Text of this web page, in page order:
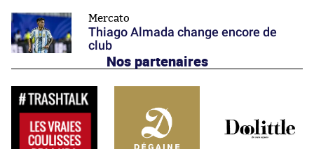
Mercato
Thiago Almada change encore de
club
Nos partenaires